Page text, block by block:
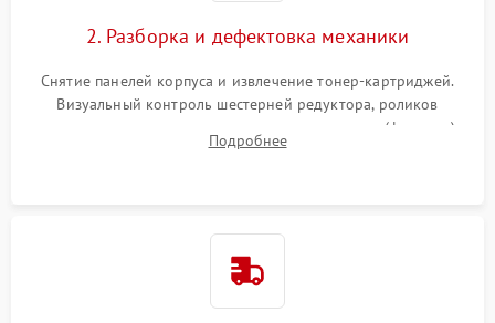
2. Разборка и дефектовка механики
Снятие панелей корпуса и извлечение тонер-картриджей.
Визуальный контроль шестерней редуктора, роликов
захвата, термопленки и прижимного вала в печи (фьюзере).
Проверка оптики сканера на загрязнения.
Подробнее